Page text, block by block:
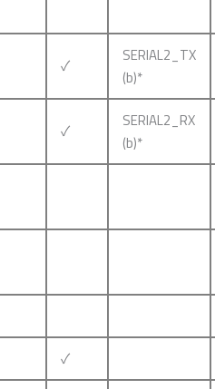
✓
SERIAL2_TX
(b)*
✓
SERIAL2_RX
(b)*
✓